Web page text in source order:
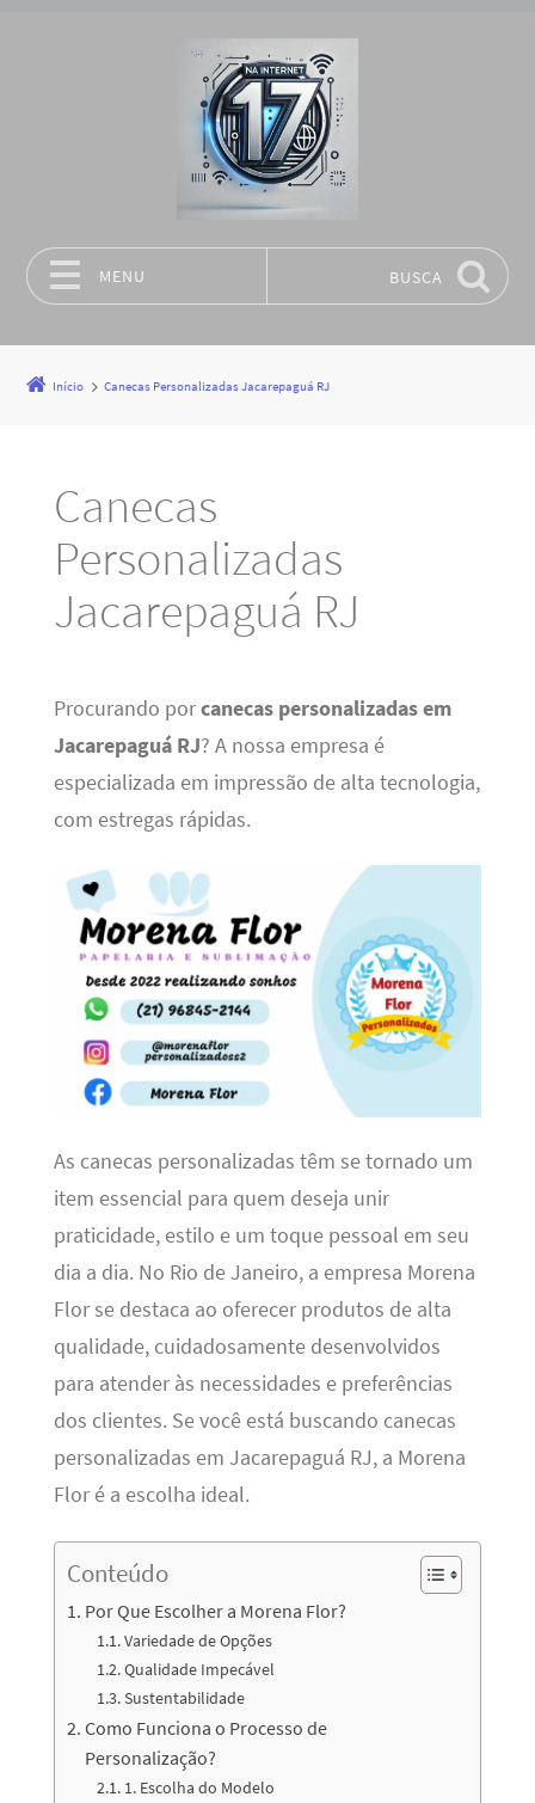
MENU BUSCA
Início Canecas Personalizadas Jacarepaguá RJ
Canecas
Personalizadas
Jacarepaguá RJ
Procurando porcanecas personalizadas em
Jacarepaguá RJ? A nossa empresa é
especializada em impressão de alta tecnologia,
com estregas rápidas.
As canecas personalizadas têm se tornado um
item essencial para quem deseja unir
praticidade, estilo e um toque pessoal em seu
dia a dia. No Rio de Janeiro, a empresa Morena
Flor se destaca ao oferecer produtos de alta
qualidade, cuidadosamente desenvolvidos
para atender às necessidades e preferências
dos clientes. Se você está buscando canecas
personalizadas em Jacarepaguá RJ, a Morena
Flor é a escolha ideal.
Conteúdo
Por Que Escolher a Morena Flor?
Variedade de Opções
Qualidade Impecável
Sustentabilidade
Como Funciona o Processo de
Personalização?
1. Escolha do Modelo